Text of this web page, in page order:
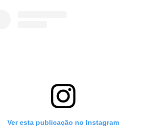
Ver esta publicação no Instagram